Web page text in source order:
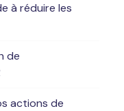
à réduire les
de
actions de